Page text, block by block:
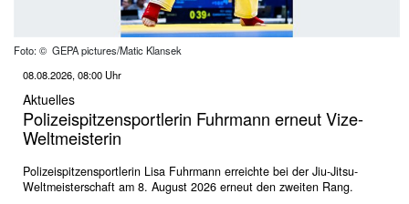
Foto: © GEPA pictures/Matic Klansek
08.08.2026, 08:00 Uhr
Aktuelles
Polizeispitzensportlerin Fuhrmann erneut Vize-
Weltmeisterin
Polizeispitzensportlerin Lisa Fuhrmann erreichte bei der Jiu-Jitsu-
Weltmeisterschaft am 8. August 2026 erneut den zweiten Rang.